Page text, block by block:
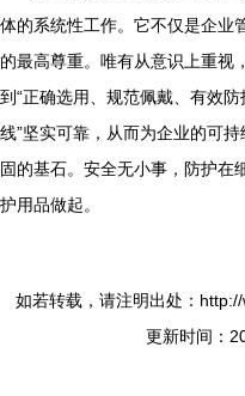
体的系统性工作。它不仅是企业
的最高尊重。唯有从意识上重视
到“正确选用、规范佩戴、有效
线”坚实可靠，从而为企业的可
固的基石。安全无小事，防护在
护用品做起。
如若转载，请注明出处：
更新时间：